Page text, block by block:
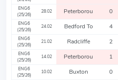
ENG6
(25/26)
28.02 Peterborou 0
ENG6
(25/26)
24.02 Bedford To 4
ENG6
(25/26)
21.02 Radcliffe 2
ENG6
(25/26)
14.02 Peterborou 1
ENG6
(25/26)
10.02 Buxton 0